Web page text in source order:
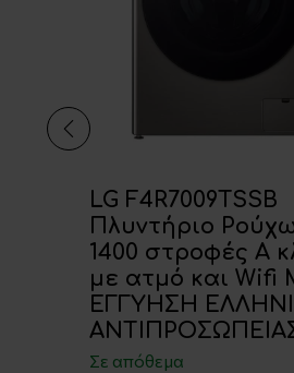
LG F4R7009TSSB
Πλυντήριο
1400 στροφές Α
με ατμό και Wifi
ΕΓΓΥΗΣΗ
Σε απόθεμα